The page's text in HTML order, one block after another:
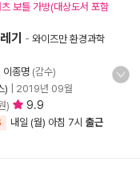
보틀 가방(대상도서 포함
기 - 와이즈만 환경과학
이종명 (감수)
)
2019년 09월
) 9.9
내일 (월) 아침 7시 출근